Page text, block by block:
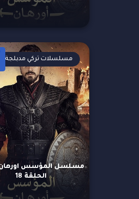
مسلسل المؤسس اورهان
الحلقة 18
مسلسلات تركي مدبلجة